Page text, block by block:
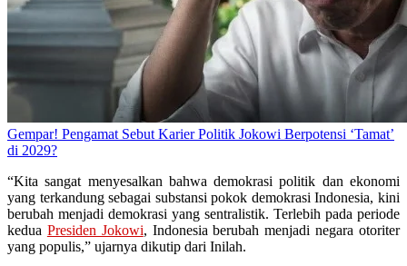
Gempar! Pengamat Sebut Karier Politik Jokowi Berpotensi ‘Tamat’
di 2029?
“Kita sangat menyesalkan bahwa demokrasi politik dan ekonomi
yang terkandung sebagai substansi pokok demokrasi Indonesia, kini
berubah menjadi demokrasi yang sentralistik. Terlebih pada periode
kedua Presiden Jokowi, Indonesia berubah menjadi negara otoriter
yang populis,” ujarnya dikutip dari Inilah.